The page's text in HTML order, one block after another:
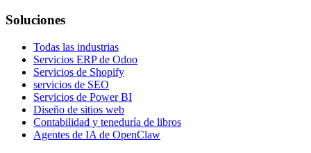
Soluciones
Todas las industrias
Servicios ERP de Odoo
Servicios de Shopify
servicios de SEO
Servicios de Power BI
Diseño de sitios web
Contabilidad y teneduría de libros
Agentes de IA de OpenClaw